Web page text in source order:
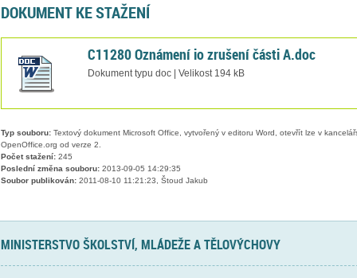
DOKUMENT KE STAŽENÍ
C11280 Oznámení io zrušení části A.doc
Dokument typu doc | Velikost 194 kB
Typ souboru:Textový dokument Microsoft Office, vytvořený v editoru Word, otevřít lze v
OpenOffice.org od verze 2.
Počet stažení:245
Poslední změna souboru:2013-09-05 14:29:35
Soubor publikován:2011-08-10 11:21:23, Štoud Jakub
MINISTERSTVO ŠKOLSTVÍ, MLÁDEŽE A TĚLOVÝCHOVY